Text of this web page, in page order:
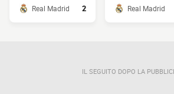
Real Madrid
2
Real Madrid
IL SEGUITO DOPO LA